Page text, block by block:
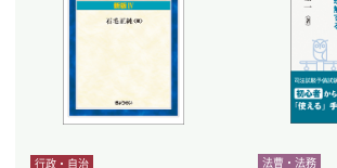
行政・自治 法曹・法務